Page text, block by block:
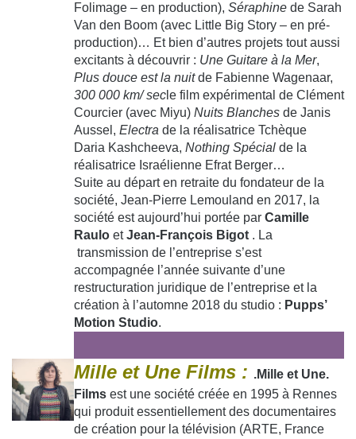
Folimage – en production), Séraphine de Sarah
Van den Boom (avec Little Big Story – en pré-
production)… Et bien d’autres projets tout aussi
excitants à découvrir : Une Guitare à la Mer,
Plus douce est la nuitde Fabienne Wagenaar,
300 000 km/ sec le film expérimental de Clément
Courcier (avec Miyu) Nuits Blanches de Janis
Aussel, Electra de la réalisatrice Tchèque
Daria Kashcheeva, Nothing Spécial de la
réalisatrice Israélienne Efrat Berger…
Suite au départ en retraite du fondateur de la
société, Jean-Pierre Lemouland en 2017, la
société est aujourd’hui portée par Camille
Raulo etJean-François Bigot . La
transmission de l’entreprise s’est
accompagnée l’année suivante d’une
restructuration juridique de l’entreprise et la
création à l’automne 2018 du studio : Pupps’
Motion Studio.
Mille et Une Films : .Mille et Une.
Films est une société créée en 1995 à Rennes
qui produit essentiellement des documentaires
de création pour la télévision (ARTE, France